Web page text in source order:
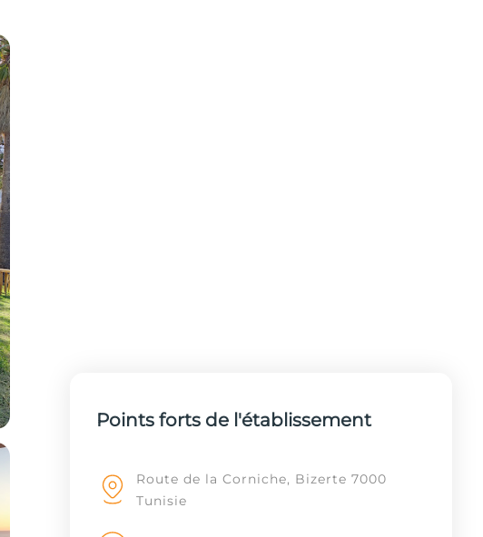
Points forts de l'établissement
Route de la Corniche, Bizerte 7000
Tunisie